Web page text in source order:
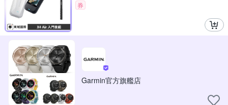
券
Garmin官方旗艦店